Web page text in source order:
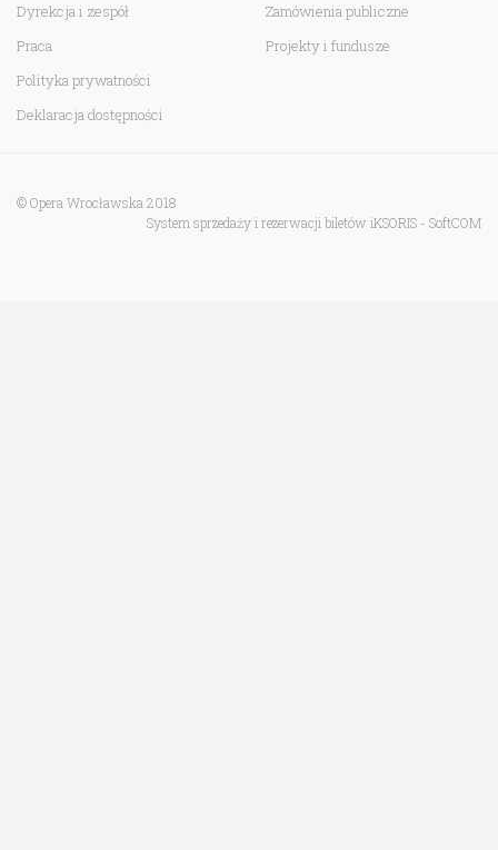
Dyrekcja i zespół
Praca
Polityka prywatności
Deklaracja dostępności
Zamówienia publiczne
Projekty i fundusze
© Opera Wrocławska 2018
System sprzedaży i rezerwacji biletów iKSORIS - SoftCOM